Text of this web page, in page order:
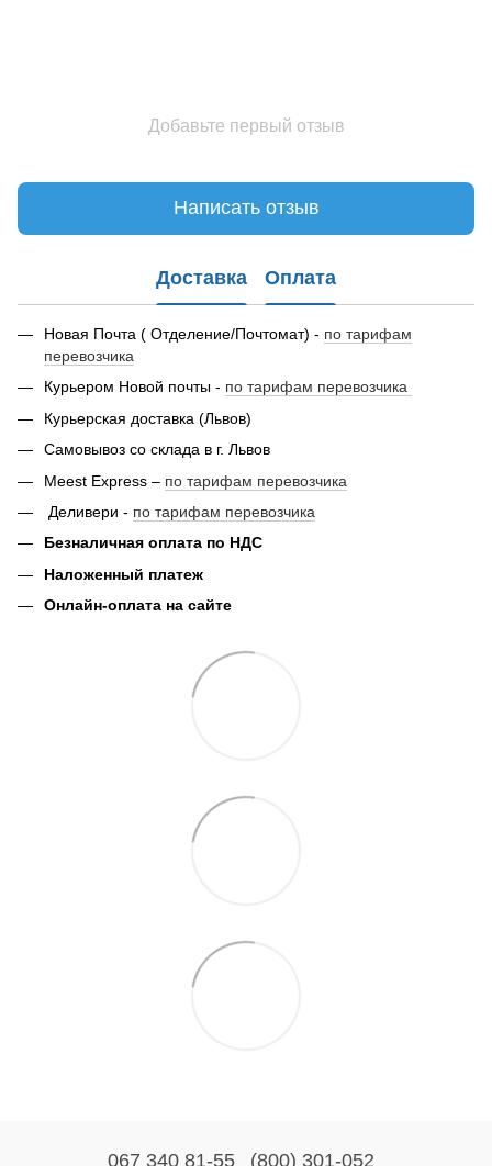
Добавьте первый отзыв
Написать отзыв
Доставка Оплата
Новая Почта ( Отделение/Почтомат) - по тарифам
перевозчика
Курьером Новой почты - по тарифам перевозчика
Курьерская доставка (Львов)
Самовывоз со склада в г. Львов
Meest Express – по тарифам перевозчика
Деливери - по тарифам перевозчика
Безналичная оплата по НДС
Наложенный платеж
Онлайн-оплата на сайте
067 340 81-55 (800) 301-052